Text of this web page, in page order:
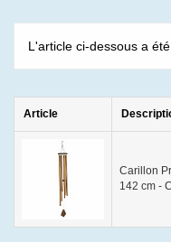
L'article ci-dessous a
Article
Carillon
142 cm -